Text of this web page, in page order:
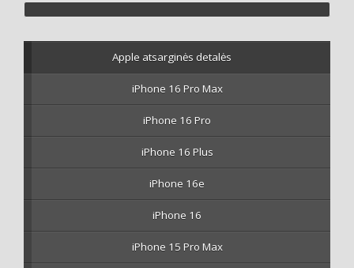
Apple atsarginės detalės
iPhone 16 Pro Max
iPhone 16 Pro
iPhone 16 Plus
iPhone 16e
iPhone 16
iPhone 15 Pro Max